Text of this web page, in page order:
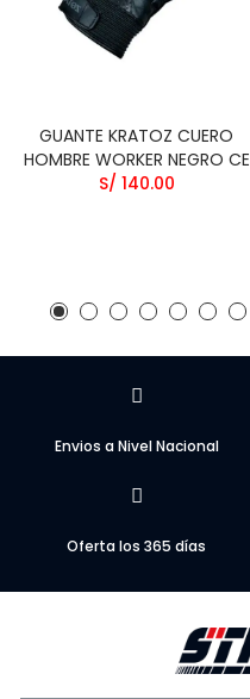
GUANTE KRATOZ CUERO
HOMBRE WORKER NEGRO CE
S/ 140.00
Envios a Nivel Nacional
Oferta los 365 días